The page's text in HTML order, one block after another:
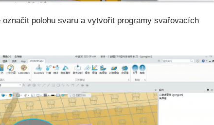
polohu svaru a vytvořit programy svařovacích